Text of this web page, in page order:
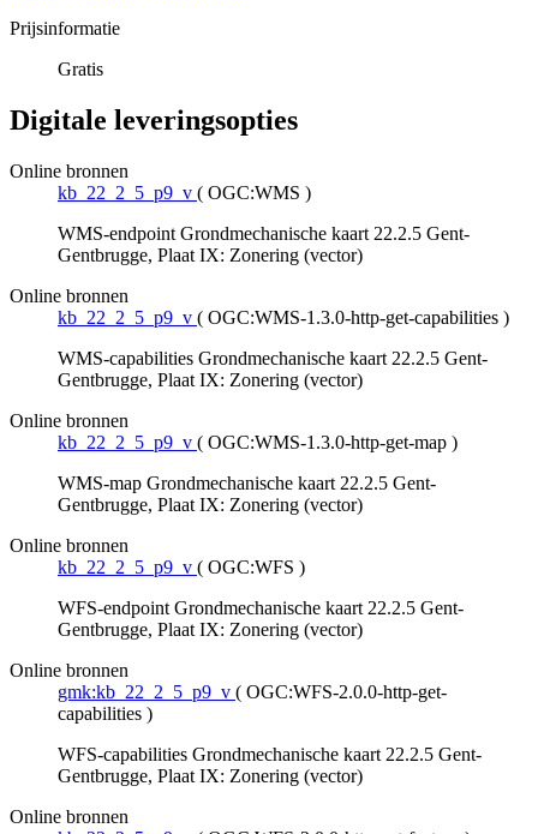
Prijsinformatie
Gratis
Digitale leveringsopties
Online bronnen
kb_22_2_5_p9_v ( OGC:WMS )
WMS-endpoint Grondmechanische kaart 22.2.5 Gent-
Gentbrugge, Plaat IX: Zonering (vector)
Online bronnen
kb_22_2_5_p9_v ( OGC:WMS-1.3.0-http-get-capabilities )
WMS-capabilities Grondmechanische kaart 22.2.5 Gent-
Gentbrugge, Plaat IX: Zonering (vector)
Online bronnen
kb_22_2_5_p9_v ( OGC:WMS-1.3.0-http-get-map )
WMS-map Grondmechanische kaart 22.2.5 Gent-
Gentbrugge, Plaat IX: Zonering (vector)
Online bronnen
kb_22_2_5_p9_v ( OGC:WFS )
WFS-endpoint Grondmechanische kaart 22.2.5 Gent-
Gentbrugge, Plaat IX: Zonering (vector)
Online bronnen
gmk:kb_22_2_5_p9_v ( OGC:WFS-2.0.0-http-get-
capabilities )
WFS-capabilities Grondmechanische kaart 22.2.5 Gent-
Gentbrugge, Plaat IX: Zonering (vector)
Online bronnen